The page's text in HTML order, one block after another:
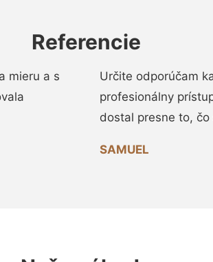
Referencie
mieru a s
Určite odporúčam
profesionálny
dostal presne to,
SAMUEL